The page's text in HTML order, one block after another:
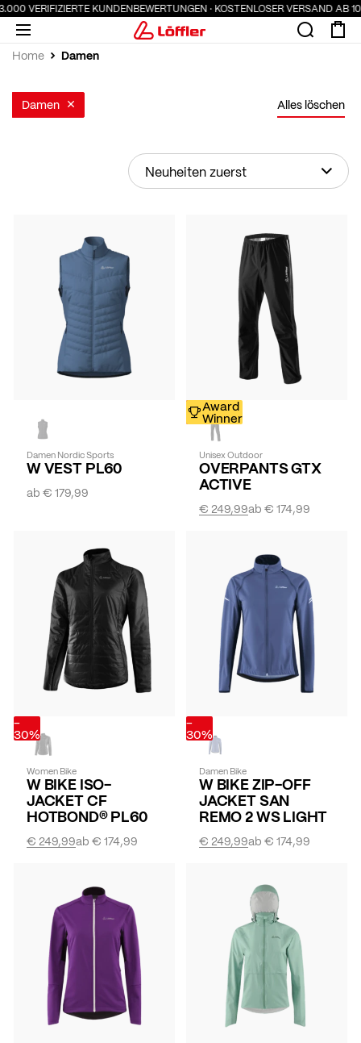
KUNDENBEWERTUNGEN · KOSTENLOSER VERSAND AB 100
Home Damen
Damen Nordic Sports
W VEST PL60
ab€ 179,99
-
30%
Award
Winner
Unisex Outdoor
OVERPANTS GTX
ACTIVE
ab€ 174,99
€ 249,99
-
30%
Women Bike
W BIKE ISO-
JACKET CF
HOTBOND® PL60
ab€ 174,99
€ 249,99
-
30%
Damen Bike
W BIKE ZIP-OFF
JACKET SAN
REMO 2 WS LIGHT
ab€ 174,99
€ 249,99
Damen Alles löschen